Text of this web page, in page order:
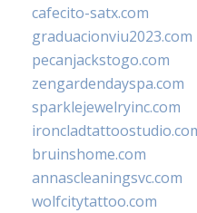
cafecito-satx.com
graduacionviu2023.com
pecanjackstogo.com
zengardendayspa.com
sparklejewelryinc.com
bruinshome.com
annascleaningsvc.com
wolfcitytattoo.com